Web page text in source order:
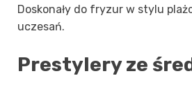
Doskonały do fryzur w stylu
uczesań.
Prestylery ze